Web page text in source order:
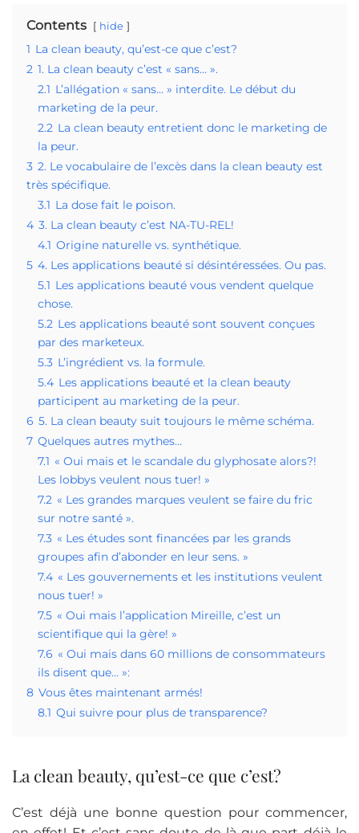
Contents hide
1 La clean beauty, qu’est-ce que c’est?
2 1. La clean beauty c’est « sans… ».
2.1 L’allégation « sans… » interdite. Le début du
marketing de la peur.
2.2 La clean beauty entretient donc le marketing de
la peur.
3 2. Le vocabulaire de l’excès dans la clean beauty est
très spécifique.
3.1 La dose fait le poison.
4 3. La clean beauty c’est NA-TU-REL!
4.1 Origine naturelle vs. synthétique.
5 4. Les applications beauté si désintéressées. Ou pas.
5.1 Les applications beauté vous vendent quelque
chose.
5.2 Les applications beauté sont souvent conçues
par des marketeux.
5.3 L’ingrédient vs. la formule.
5.4 Les applications beauté et la clean beauty
participent au marketing de la peur.
6 5. La clean beauty suit toujours le même schéma.
7 Quelques autres mythes…
7.1 « Oui mais et le scandale du glyphosate alors?!
Les lobbys veulent nous tuer! »
7.2 « Les grandes marques veulent se faire du fric
sur notre santé ».
7.3 « Les études sont financées par les grands
groupes afin d’abonder en leur sens. »
7.4 « Les gouvernements et les institutions veulent
nous tuer! »
7.5 « Oui mais l’application Mireille, c’est un
scientifique qui la gère! »
7.6 « Oui mais dans 60 millions de consommateurs
ils disent que… »:
8 Vous êtes maintenant armés!
8.1 Qui suivre pour plus de transparence?
La clean beauty, qu’est-ce que c’est?
C’est déjà une bonne question pour commencer,